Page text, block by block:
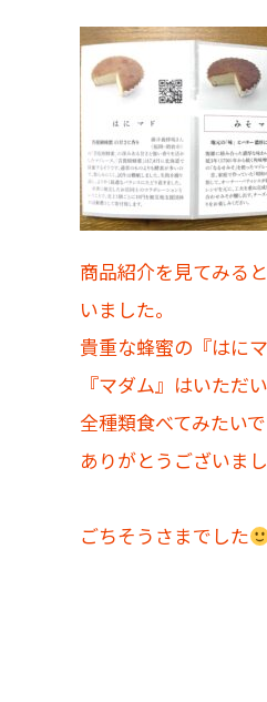
商品紹介を見てみる
いました。
貴重な蜂蜜の『はに
『マダム』はいただ
全種類食べてみたい
ありがとうございまし
ごちそうさまでした